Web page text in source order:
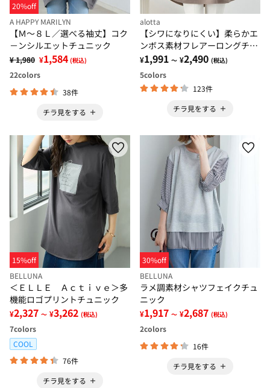
20%off
A HAPPY MARILYN
【Ｍ～８Ｌ／選べる袖丈】コク
－ンシルエットチュニック
¥ 1,980 ¥1,584 (税込)
22colors
38件
チラ見をする
alotta
【シワになりにくい】柔らかエ
ンボス素材フレアーロングチュ
ニックＴシャツ
¥1,991 ～ ¥2,490 (税込)
5colors
123件
チラ見をする
15%off
BELLUNA
＜ＥＬＬＥ Ａｃｔｉｖｅ＞多
機能ロゴプリントチュニック
¥2,327 ～ ¥3,262 (税込)
7colors
COOL
76件
チラ見をする
30%off
BELLUNA
ラメ調素材シャツフェイクチュ
ニック
¥1,917 ～ ¥2,687 (税込)
2colors
16件
チラ見をする